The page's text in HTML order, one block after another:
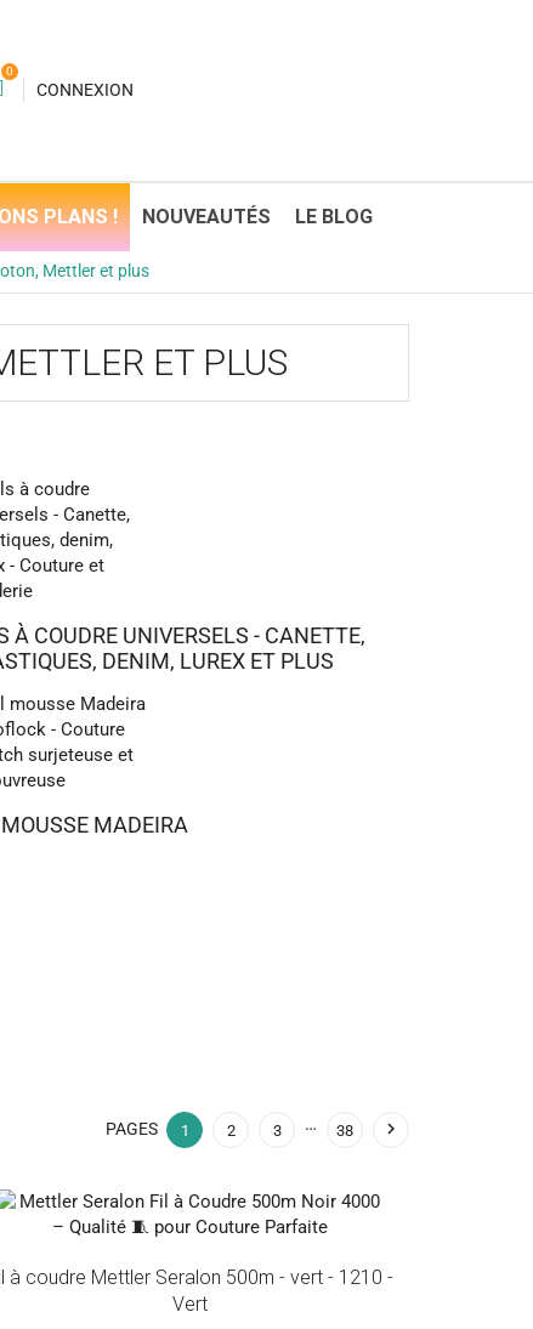
0
CONNEXION
PLANS ! NOUVEAUTÉS LE BLOG
Mettler et plus
ET PLUS
À COUDRE UNIVERSELS - CANETTE,
DENIM, LUREX ET PLUS
MADEIRA
PAGES 1 2 3 … 38 
à coudre Mettler Seralon 500m - vert - 1210 -
Vert